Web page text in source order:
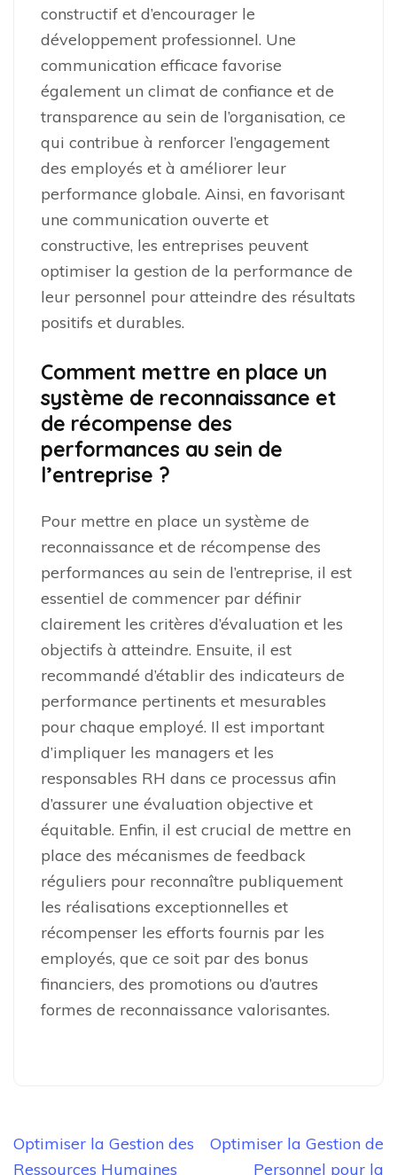
constructif et d’encourager le
développement professionnel. Une
communication efficace favorise
également un climat de confiance et de
transparence au sein de l’organisation, ce
qui contribue à renforcer l’engagement
des employés et à améliorer leur
performance globale. Ainsi, en favorisant
une communication ouverte et
constructive, les entreprises peuvent
optimiser la gestion de la performance de
leur personnel pour atteindre des résultats
positifs et durables.
Comment mettre en place un
système de reconnaissance et
de récompense des
performances au sein de
l’entreprise ?
Pour mettre en place un système de
reconnaissance et de récompense des
performances au sein de l’entreprise, il est
essentiel de commencer par définir
clairement les critères d’évaluation et les
objectifs à atteindre. Ensuite, il est
recommandé d’établir des indicateurs de
performance pertinents et mesurables
pour chaque employé. Il est important
d’impliquer les managers et les
responsables RH dans ce processus afin
d’assurer une évaluation objective et
équitable. Enfin, il est crucial de mettre en
place des mécanismes de feedback
réguliers pour reconnaître publiquement
les réalisations exceptionnelles et
récompenser les efforts fournis par les
employés, que ce soit par des bonus
financiers, des promotions ou d’autres
formes de reconnaissance valorisantes.
Navigation
de
Optimiser la Gestion des
Ressources Humaines
Optimiser la Gestion de
Personnel pour la